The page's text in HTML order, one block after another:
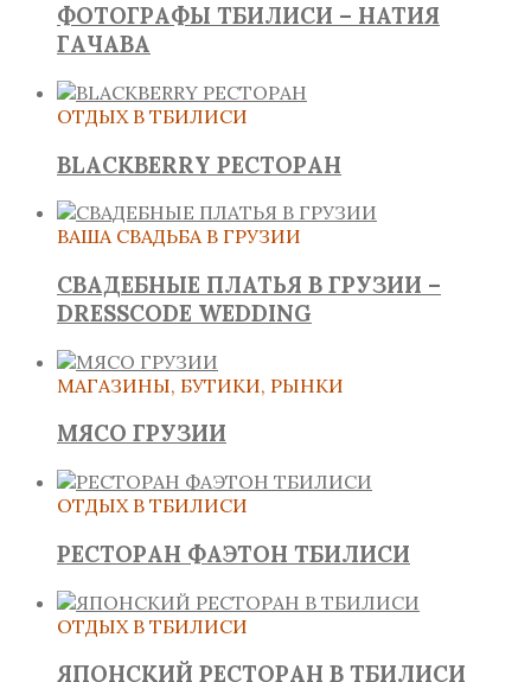
ФОТОГРАФЫ ТБИЛИСИ – НАТИЯ
ГАЧАВА
ОТДЫХ В ТБИЛИСИ
BLACKBERRY РЕСТОРАН
ВАША СВАДЬБА В ГРУЗИИ
СВАДЕБНЫЕ ПЛАТЬЯ В ГРУЗИИ –
DRESSCODE WEDDING
МАГАЗИНЫ, БУТИКИ, РЫНКИ
МЯСО ГРУЗИИ
ОТДЫХ В ТБИЛИСИ
РЕСТОРАН ФАЭТОН ТБИЛИСИ
ОТДЫХ В ТБИЛИСИ
ЯПОНСКИЙ РЕСТОРАН В ТБИЛИСИ